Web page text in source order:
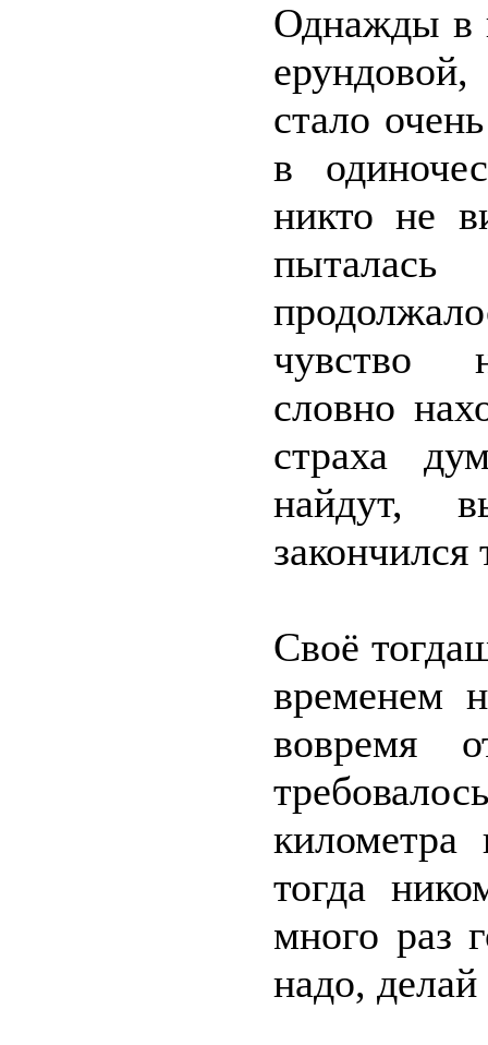
Однажды в
стало
в
никто не
чувство
словно
страха
найдут,
закончился
Своё
временем
вовремя
тогда
много раз
надо, делай